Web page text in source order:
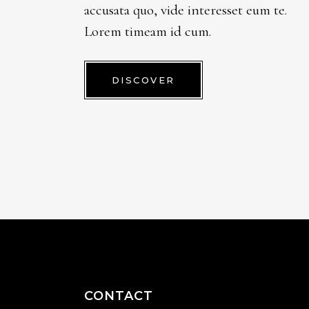
accusata quo, vide interesset eum te.
Lorem timeam id cum.
DISCOVER
CONTACT